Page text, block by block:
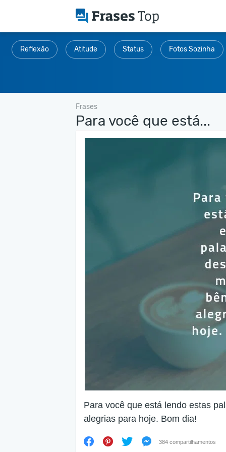
Reflexão Atitude Status Fotos Sozinha
Frases
Para você que está...
Para você que está lendo estas
alegrias para hoje. Bom dia!
384 compartilhamentos